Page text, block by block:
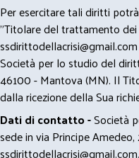
Per esercitare tali diritti
"Titolare del trattamento
ssdirittodellacrisi@gmail.com
Società per lo studio del
46100 - Mantova (MN). Il
dalla ricezione della Sua
Dati di contatto -Società
sede in via Principe
ssdirittodellacrisi@gmail.com.